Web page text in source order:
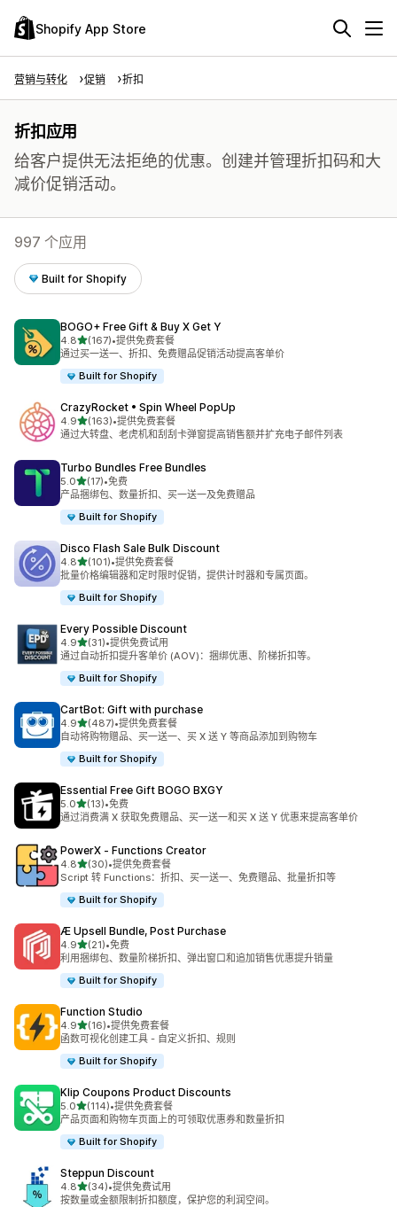
Shopify App Store
营销与转化 促销 折扣
折扣应用
给客户提供无法拒绝的优惠。创建并管理折扣码和大
减价促销活动。
997 个应用
Built for Shopify
BOGO+ Free Gift & Buy X Get Y
4.8星（满分 5 星）
(167)
总共 167 条评论
•提供免费套餐
通过买一送一、折扣、免费赠品促销活动提高客单价
Built for Shopify
CrazyRocket • Spin Wheel PopUp
4.9星（满分 5 星）
(163)
总共 163 条评论
•提供免费套餐
通过大转盘、老虎机和刮刮卡弹窗提高销售额并扩充电子邮件列表
Turbo Bundles Free Bundles
5.0星（满分 5 星）
(17)
总共 17 条评论
•免费
产品捆绑包、数量折扣、买一送一及免费赠品
Built for Shopify
Disco Flash Sale Bulk Discount
4.8星（满分 5 星）
(101)
总共 101 条评论
•提供免费套餐
批量价格编辑器和定时限时促销，提供计时器和专属页面。
Built for Shopify
Every Possible Discount
4.9星（满分 5 星）
(31)
总共 31 条评论
•提供免费试用
通过自动折扣提升客单价 (AOV)：捆绑优惠、阶梯折扣等。
Built for Shopify
CartBot: Gift with purchase
4.9星（满分 5 星）
(487)
总共 487 条评论
•提供免费套餐
自动将购物赠品、买一送一、买 X 送 Y 等商品添加到购物车
Built for Shopify
Essential Free Gift BOGO BXGY
5.0星（满分 5 星）
(13)
总共 13 条评论
•免费
通过消费满 X 获取免费赠品、买一送一和买 X 送 Y 优惠来提高客单价
PowerX ‑ Functions Creator
4.8星（满分 5 星）
(30)
总共 30 条评论
•提供免费套餐
Script 转 Functions：折扣、买一送一、免费赠品、批量折扣等
Built for Shopify
Æ Upsell Bundle, Post Purchase
4.9星（满分 5 星）
(21)
总共 21 条评论
•免费
利用捆绑包、数量阶梯折扣、弹出窗口和追加销售优惠提升销量
Built for Shopify
Function Studio
4.9星（满分 5 星）
(16)
总共 16 条评论
•提供免费套餐
函数可视化创建工具 - 自定义折扣、规则
Built for Shopify
Klip Coupons Product Discounts
5.0星（满分 5 星）
(114)
总共 114 条评论
•提供免费套餐
产品页面和购物车页面上的可领取优惠券和数量折扣
Built for Shopify
Steppun Discount
4.8星（满分 5 星）
(34)
总共 34 条评论
•提供免费试用
按数量或金额限制折扣额度，保护您的利润空间。